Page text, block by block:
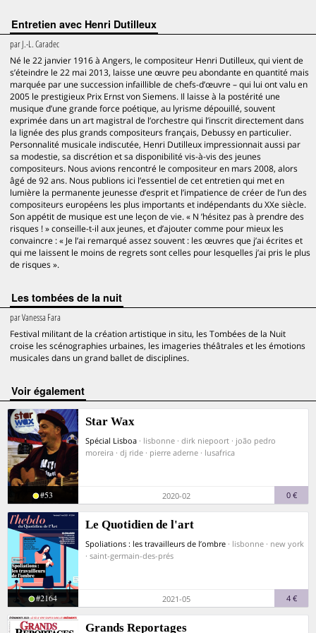
Entretien avec Henri Dutilleux
parJ.-L. Caradec
Né le 22 janvier 1916 à Angers, le compositeur Henri Dutilleux, qui vient de
s’éteindre le 22 mai 2013, laisse une œuvre peu abondante en quantité mais
marquée par une succession infaillible de chefs-d’œuvre – qui lui ont valu en
2005 le prestigieux Prix Ernst von Siemens. Il laisse à la postérité une
musique d’une grande force poétique, au lyrisme dépouillé, souvent
exprimée dans un art magistral de l’orchestre qui l’inscrit directement dans
la lignée des plus grands compositeurs français, Debussy en particulier.
Personnalité musicale indiscutée, Henri Dutilleux impressionnait aussi par
sa modestie, sa discrétion et sa disponibilité vis-à-vis des jeunes
compositeurs. Nous avions rencontré le compositeur en mars 2008, alors
âgé de 92 ans. Nous publions ici l’essentiel de cet entretien qui met en
lumière la permanente jeunesse d’esprit et l’impatience de créer de l’un des
compositeurs européens les plus importants et indépendants du XXe siècle.
Son appétit de musique est une leçon de vie. « N ’hésitez pas à prendre des
risques ! » conseille-t-il aux jeunes, et d’ajouter comme pour mieux les
convaincre : « Je l’ai remarqué assez souvent : les œuvres que j’ai écrites et
qui me laissent le moins de regrets sont celles pour lesquelles j’ai pris le plus
de risques ».
Les tombées de la nuit
parVanessa Fara
Festival militant de la création artistique in situ, les Tombées de la Nuit
croise les scénographies urbaines, les imageries théâtrales et les émotions
musicales dans un grand ballet de disciplines.
voir également
Star Wax
Spécial Lisboa · lisbonne · dirk niepoort · joão pedro
moreira · dj ride · pierre aderne · lusafrica
#53 2020-02 0 €
Le Quotidien de l'art
Spoliations : les travailleurs de l’ombre · lisbonne · new york
· saint-germain-des-prés
#2164 2021-05 4 €
Grands Reportages